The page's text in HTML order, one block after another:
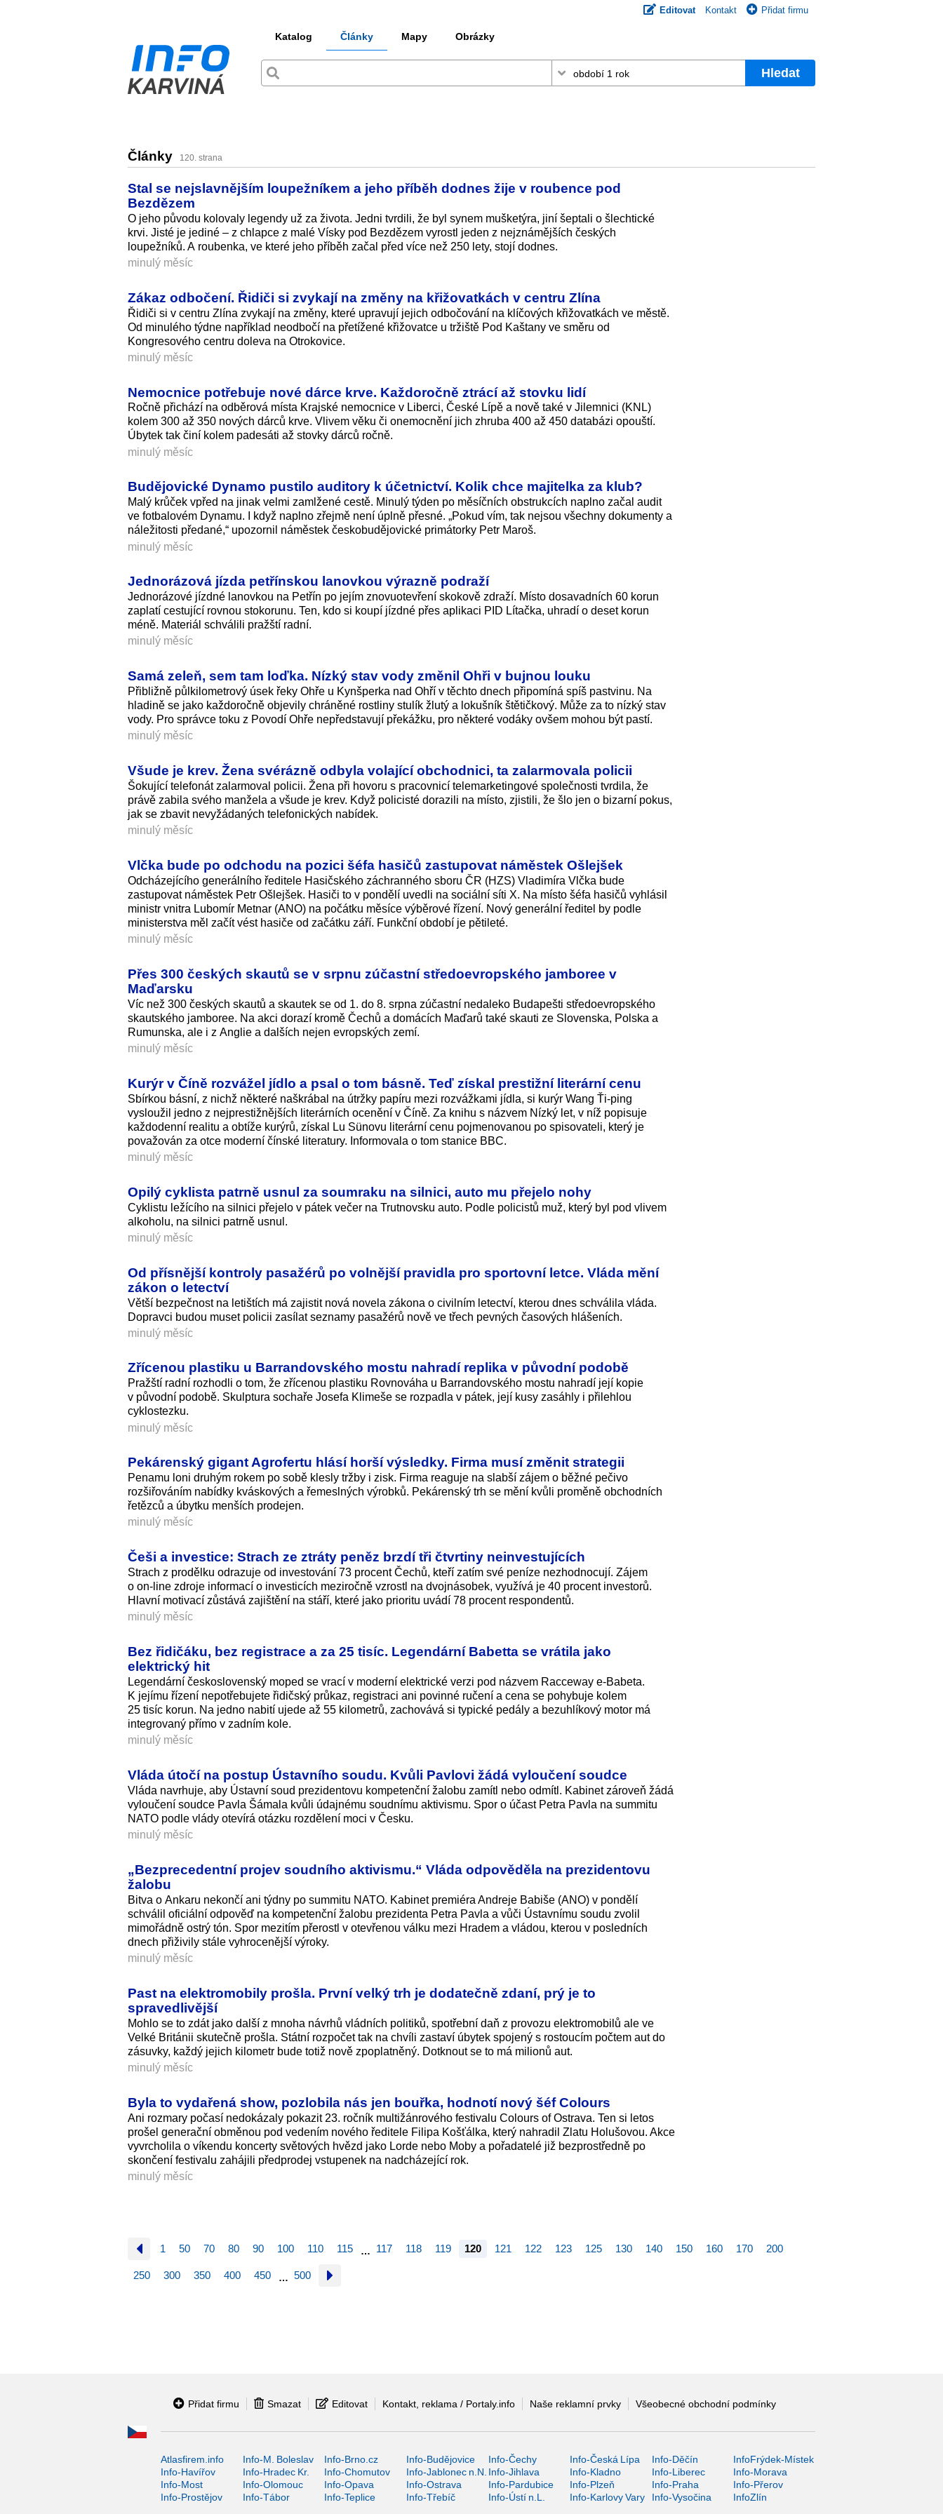
Editovat Kontakt Přidat firmu
Katalog Články Mapy Obrázky
Hledat
Články 120. strana
Stal se nejslavnějším loupežníkem a jeho příběh dodnes žije v roubence pod
Bezdězem
O jeho původu kolovaly legendy už za života. Jedni tvrdili, že byl synem mušketýra, jiní šeptali o šlechtické
krvi. Jisté je jediné – z chlapce z malé Vísky pod Bezdězem vyrostl jeden z nejznámějších českých
loupežníků. A roubenka, ve které jeho příběh začal před více než 250 lety, stojí dodnes.
minulý měsíc
Zákaz odbočení. Řidiči si zvykají na změny na křižovatkách v centru Zlína
Řidiči si v centru Zlína zvykají na změny, které upravují jejich odbočování na klíčových křižovatkách ve městě.
Od minulého týdne například neodbočí na přetížené křižovatce u tržiště Pod Kaštany ve směru od
Kongresového centru doleva na Otrokovice.
minulý měsíc
Nemocnice potřebuje nové dárce krve. Každoročně ztrácí až stovku lidí
Ročně přichází na odběrová místa Krajské nemocnice v Liberci, České Lípě a nově také v Jilemnici (KNL)
kolem 300 až 350 nových dárců krve. Vlivem věku či onemocnění jich zhruba 400 až 450 databázi opouští.
Úbytek tak činí kolem padesáti až stovky dárců ročně.
minulý měsíc
Budějovické Dynamo pustilo auditory k účetnictví. Kolik chce majitelka za klub?
Malý krůček vpřed na jinak velmi zamlžené cestě. Minulý týden po měsíčních obstrukcích naplno začal audit
ve fotbalovém Dynamu. I když naplno zřejmě není úplně přesné. „Pokud vím, tak nejsou všechny dokumenty a
náležitosti předané,“ upozornil náměstek českobudějovické primátorky Petr Maroš.
minulý měsíc
Jednorázová jízda petřínskou lanovkou výrazně podraží
Jednorázové jízdné lanovkou na Petřín po jejím znovuotevření skokově zdraží. Místo dosavadních 60 korun
zaplatí cestující rovnou stokorunu. Ten, kdo si koupí jízdné přes aplikaci PID Lítačka, uhradí o deset korun
méně. Materiál schválili pražští radní.
minulý měsíc
Samá zeleň, sem tam loďka. Nízký stav vody změnil Ohři v bujnou louku
Přibližně půlkilometrový úsek řeky Ohře u Kynšperka nad Ohří v těchto dnech připomíná spíš pastvinu. Na
hladině se jako každoročně objevily chráněné rostliny stulík žlutý a lokušník štětičkový. Může za to nízký stav
vody. Pro správce toku z Povodí Ohře nepředstavují překážku, pro některé vodáky ovšem mohou být pastí.
minulý měsíc
Všude je krev. Žena svérázně odbyla volající obchodnici, ta zalarmovala policii
Šokující telefonát zalarmoval policii. Žena při hovoru s pracovnicí telemarketingové společnosti tvrdila, že
právě zabila svého manžela a všude je krev. Když policisté dorazili na místo, zjistili, že šlo jen o bizarní pokus,
jak se zbavit nevyžádaných telefonických nabídek.
minulý měsíc
Vlčka bude po odchodu na pozici šéfa hasičů zastupovat náměstek Ošlejšek
Odcházejícího generálního ředitele Hasičského záchranného sboru ČR (HZS) Vladimíra Vlčka bude
zastupovat náměstek Petr Ošlejšek. Hasiči to v pondělí uvedli na sociální síti X. Na místo šéfa hasičů vyhlásil
ministr vnitra Lubomír Metnar (ANO) na počátku měsíce výběrové řízení. Nový generální ředitel by podle
ministerstva měl začít vést hasiče od začátku září. Funkční období je pětileté.
minulý měsíc
Přes 300 českých skautů se v srpnu zúčastní středoevropského jamboree v
Maďarsku
Víc než 300 českých skautů a skautek se od 1. do 8. srpna zúčastní nedaleko Budapešti středoevropského
skautského jamboree. Na akci dorazí kromě Čechů a domácích Maďarů také skauti ze Slovenska, Polska a
Rumunska, ale i z Anglie a dalších nejen evropských zemí.
minulý měsíc
Kurýr v Číně rozvážel jídlo a psal o tom básně. Teď získal prestižní literární cenu
Sbírkou básní, z nichž některé naškrábal na útržky papíru mezi rozvážkami jídla, si kurýr Wang Ťi-ping
vysloužil jedno z nejprestižnějších literárních ocenění v Číně. Za knihu s názvem Nízký let, v níž popisuje
každodenní realitu a obtíže kurýrů, získal Lu Sünovu literární cenu pojmenovanou po spisovateli, který je
považován za otce moderní čínské literatury. Informovala o tom stanice BBC.
minulý měsíc
Opilý cyklista patrně usnul za soumraku na silnici, auto mu přejelo nohy
Cyklistu ležícího na silnici přejelo v pátek večer na Trutnovsku auto. Podle policistů muž, který byl pod vlivem
alkoholu, na silnici patrně usnul.
minulý měsíc
Od přísnější kontroly pasažérů po volnější pravidla pro sportovní letce. Vláda mění
zákon o letectví
Větší bezpečnost na letištích má zajistit nová novela zákona o civilním letectví, kterou dnes schválila vláda.
Dopravci budou muset policii zasílat seznamy pasažérů nově ve třech pevných časových hlášeních.
minulý měsíc
Zřícenou plastiku u Barrandovského mostu nahradí replika v původní podobě
Pražští radní rozhodli o tom, že zřícenou plastiku Rovnováha u Barrandovského mostu nahradí její kopie
v původní podobě. Skulptura sochaře Josefa Klimeše se rozpadla v pátek, její kusy zasáhly i přilehlou
cyklostezku.
minulý měsíc
Pekárenský gigant Agrofertu hlásí horší výsledky. Firma musí změnit strategii
Penamu loni druhým rokem po sobě klesly tržby i zisk. Firma reaguje na slabší zájem o běžné pečivo
rozšiřováním nabídky kváskových a řemeslných výrobků. Pekárenský trh se mění kvůli proměně obchodních
řetězců a úbytku menších prodejen.
minulý měsíc
Češi a investice: Strach ze ztráty peněz brzdí tři čtvrtiny neinvestujících
Strach z prodělku odrazuje od investování 73 procent Čechů, kteří zatím své peníze nezhodnocují. Zájem
o on-line zdroje informací o investicích meziročně vzrostl na dvojnásobek, využívá je 40 procent investorů.
Hlavní motivací zůstává zajištění na stáří, které jako prioritu uvádí 78 procent respondentů.
minulý měsíc
Bez řidičáku, bez registrace a za 25 tisíc. Legendární Babetta se vrátila jako
elektrický hit
Legendární československý moped se vrací v moderní elektrické verzi pod názvem Racceway e-Babeta.
K jejímu řízení nepotřebujete řidičský průkaz, registraci ani povinné ručení a cena se pohybuje kolem
25 tisíc korun. Na jedno nabití ujede až 55 kilometrů, zachovává si typické pedály a bezuhlíkový motor má
integrovaný přímo v zadním kole.
minulý měsíc
Vláda útočí na postup Ústavního soudu. Kvůli Pavlovi žádá vyloučení soudce
Vláda navrhuje, aby Ústavní soud prezidentovu kompetenční žalobu zamítl nebo odmítl. Kabinet zároveň žádá
vyloučení soudce Pavla Šámala kvůli údajnému soudnímu aktivismu. Spor o účast Petra Pavla na summitu
NATO podle vlády otevírá otázku rozdělení moci v Česku.
minulý měsíc
„Bezprecedentní projev soudního aktivismu.“ Vláda odpověděla na prezidentovu
žalobu
Bitva o Ankaru nekončí ani týdny po summitu NATO. Kabinet premiéra Andreje Babiše (ANO) v pondělí
schválil oficiální odpověď na kompetenční žalobu prezidenta Petra Pavla a vůči Ústavnímu soudu zvolil
mimořádně ostrý tón. Spor mezitím přerostl v otevřenou válku mezi Hradem a vládou, kterou v posledních
dnech přiživily stále vyhrocenější výroky.
minulý měsíc
Past na elektromobily prošla. První velký trh je dodatečně zdaní, prý je to
spravedlivější
Mohlo se to zdát jako další z mnoha návrhů vládních politiků, spotřební daň z provozu elektromobilů ale ve
Velké Británii skutečně prošla. Státní rozpočet tak na chvíli zastaví úbytek spojený s rostoucím počtem aut do
zásuvky, každý jejich kilometr bude totiž nově zpoplatněný. Dotknout se to má milionů aut.
minulý měsíc
Byla to vydařená show, pozlobila nás jen bouřka, hodnotí nový šéf Colours
Ani rozmary počasí nedokázaly pokazit 23. ročník multižánrového festivalu Colours of Ostrava. Ten si letos
prošel generační obměnou pod vedením nového ředitele Filipa Košťálka, který nahradil Zlatu Holušovou. Akce
vyvrcholila o víkendu koncerty světových hvězd jako Lorde nebo Moby a pořadatelé již bezprostředně po
skončení festivalu zahájili předprodej vstupenek na nadcházející rok.
minulý měsíc
1 50 70 80 90 100 110 115 … 117 118 119 120 121 122 123 125 130 140 150 160 170 200
250 300 350 400 450 … 500
Přidat firmu Smazat Editovat Kontakt, reklama / Portaly.info Naše reklamní prvky Všeobecné obchodní podmínky
Atlasfirem.info Info-M. Boleslav Info-Brno.cz Info-Budějovice Info-Čechy Info-Česká Lípa Info-Děčín
InfoFrýdek-Místek
Info-Havířov
Info-Hradec Kr. Info-Chomutov Info-Jablonec n.N. Info-Jihlava Info-Kladno Info-Liberec
Info-Morava
Info-Most
Info-Olomouc Info-Opava Info-Ostrava Info-Pardubice Info-Plzeň Info-Praha
Info-Přerov
Info-Prostějov
Info-Tábor Info-Teplice Info-Třebíč Info-Ústí n.L. Info-Karlovy Vary Info-Vysočina InfoZlín